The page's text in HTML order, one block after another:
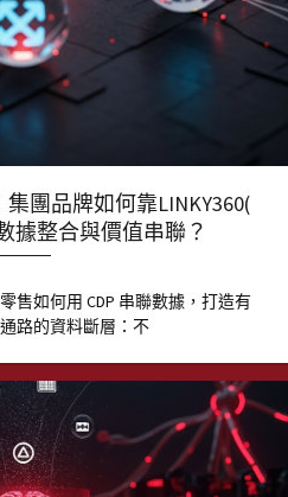
團品牌如何靠LINKY360(
據整合與價值串聯？
售如何用 CDP 串聯數據，打造有
路的資料斷層：不